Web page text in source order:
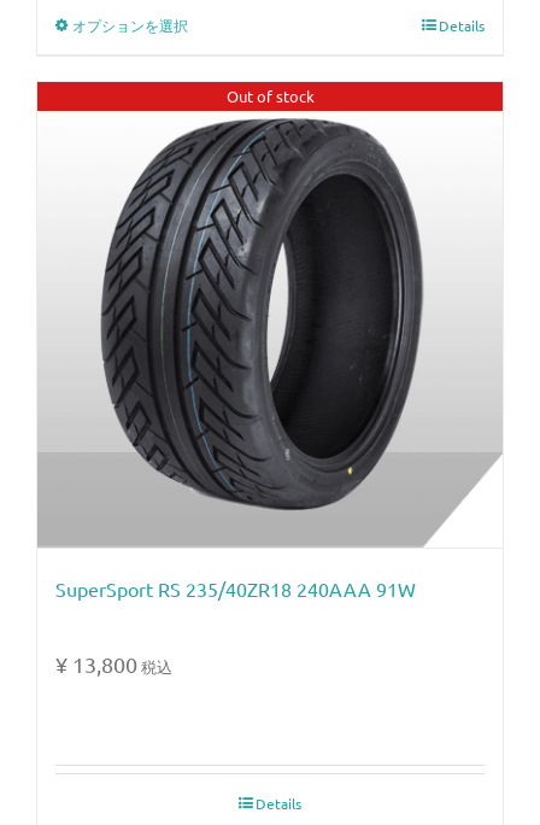
オプションを選択 Details
Out of stock
SuperSport RS 235/40ZR18 240AAA 91W
¥ 13,800税込
Details